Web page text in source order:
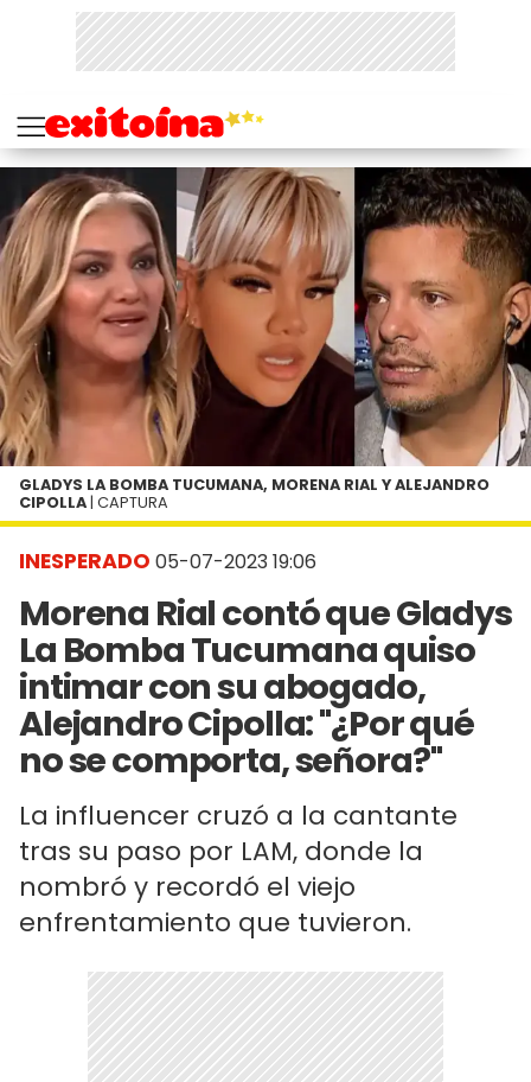
INESPERADO 05-07-2023 19:06
Morena Rial contó que Gladys
La Bomba Tucumana quiso
intimar con su abogado,
Alejandro Cipolla: "¿Por qué
no se comporta, señora?"
La influencer cruzó a la cantante
tras su paso por LAM, donde la
nombró y recordó el viejo
enfrentamiento que tuvieron.
GLADYS LA BOMBA TUCUMANA, MORENA RIAL Y ALEJANDRO
CIPOLLA | CAPTURA